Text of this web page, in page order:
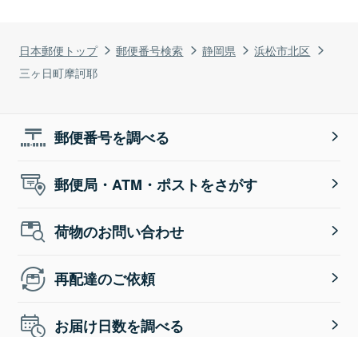
日本郵便トップ 郵便番号検索 静岡県
浜松市北区
三ヶ日町摩訶耶
郵便番号を調べる
郵便局・ATM・ポストをさがす
荷物のお問い合わせ
再配達のご依頼
お届け日数を調べる